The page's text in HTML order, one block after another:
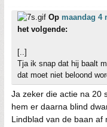
Op maandag 4
het volgende:
[..]
Tja ik snap dat hij baalt
dat moet niet beloond
Ja zeker die actie na 20
hem er daarna blind
Lindblad van de baan af